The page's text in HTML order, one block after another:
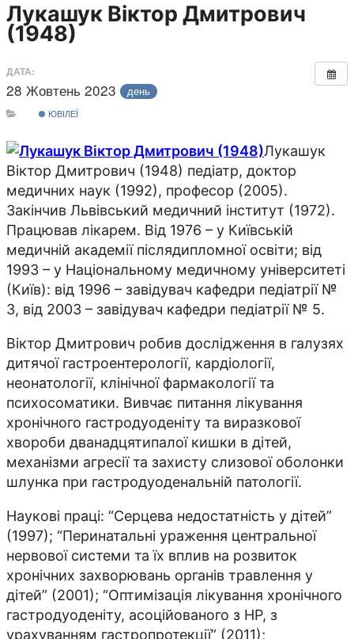
Лукашук Віктор Дмитрович
(1948)
ДАТА:
28 Жовтень 2023 день
ЮВІЛЕЇ
Лукашук
Віктор Дмитрович (1948) педіатр, доктор
медичних наук (1992), професор (2005).
Закінчив Львівський медичний інститут (1972).
Працював лікарем. Від 1976 – у Київській
медичній академії післядипломної освіти; від
1993 – у Національному медичному університеті
(Київ): від 1996 – завідувач кафедри педіатрії №
3, від 2003 – завідувач кафедри педіатрії № 5.
Віктор Дмитрович робив дослідження в галузях
дитячої гастроентерології, кардіології,
неонатології, клінічної фармакології та
психосоматики. Вивчає питання лікування
хронічного гастродуоденіту та виразкової
хвороби дванадцятипалої кишки в дітей,
механізми агресії та захисту слизової оболонки
шлунка при гастродуоденальній патології.
Наукові праці: “Серцева недостатність у дітей”
(1997); “Перинатальні ураження центральної
нервової системи та їх вплив на розвиток
хронічних захворювань органів травлення у
дітей” (2001); “Оптимізація лікування хронічного
гастродуоденіту, асоційованого з HP, з
урахуванням гастропротекції” (2011);